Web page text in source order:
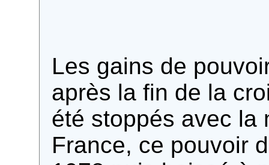
Les gains de
après la fin de la
été stoppés avec la
France, ce pouvoir